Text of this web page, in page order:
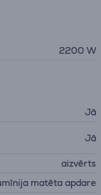
2200 W
Jā
Jā
aizvērts
matēta apdare